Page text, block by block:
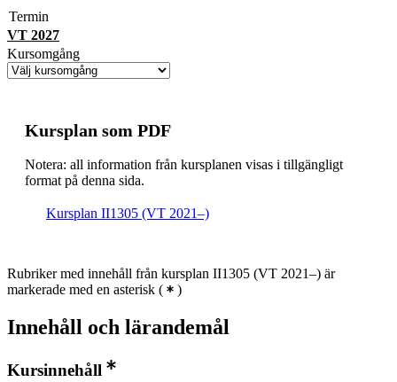
Termin
VT 2027
Kursomgång
Kursplan som PDF
Notera: all information från kursplanen visas i tillgängligt
format på denna sida.
Kursplan II1305 (VT 2021–)
Rubriker med innehåll från kursplan II1305 (VT 2021–) är
markerade med en asterisk ( )
Innehåll och lärandemål
Kursinnehåll